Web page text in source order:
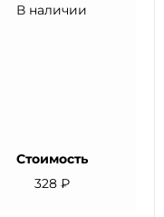
В наличии
Стоимость
328 ₽